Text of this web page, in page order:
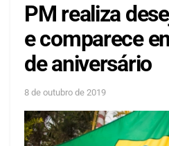
PM realiza
e comparece
de aniversário
8 de outubro de 2019